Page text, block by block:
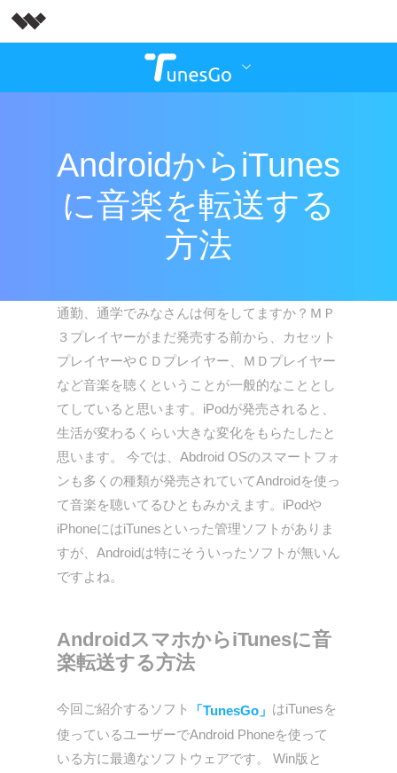
AndroidからiTunes
に音楽を転送する
方法
通勤、通学でみなさんは何をしてますか？ＭＰ
３プレイヤーがまだ発売する前から、カセット
プレイヤーやＣＤプレイヤー、ＭＤプレイヤー
など音楽を聴くということが一般的なこととし
てしていると思います。iPodが発売されると、
生活が変わるくらい大きな変化をもらたしたと
思います。 今では、Abdroid OSのスマートフォ
ンも多くの種類が発売されていてAndroidを使っ
て音楽を聴いてるひともみかえます。iPodや
iPhoneにはiTunesといった管理ソフトがありま
すが、Androidは特にそういったソフトが無いん
ですよね。
AndroidスマホからiTunesに音
楽転送する方法
今回ご紹介するソフト 「TunesGo」 はiTunesを
使っているユーザーでAndroid Phoneを使って
いる方に最適なソフトウェアです。 Win版と